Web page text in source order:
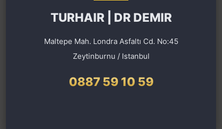
TURHAIR | DR DEMIR
Maltepe Mah. Londra Asfaltı Cd. No:45
Zeytinburnu / Istanbul
0887 59 10 59